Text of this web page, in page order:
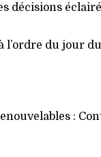
du jour
: